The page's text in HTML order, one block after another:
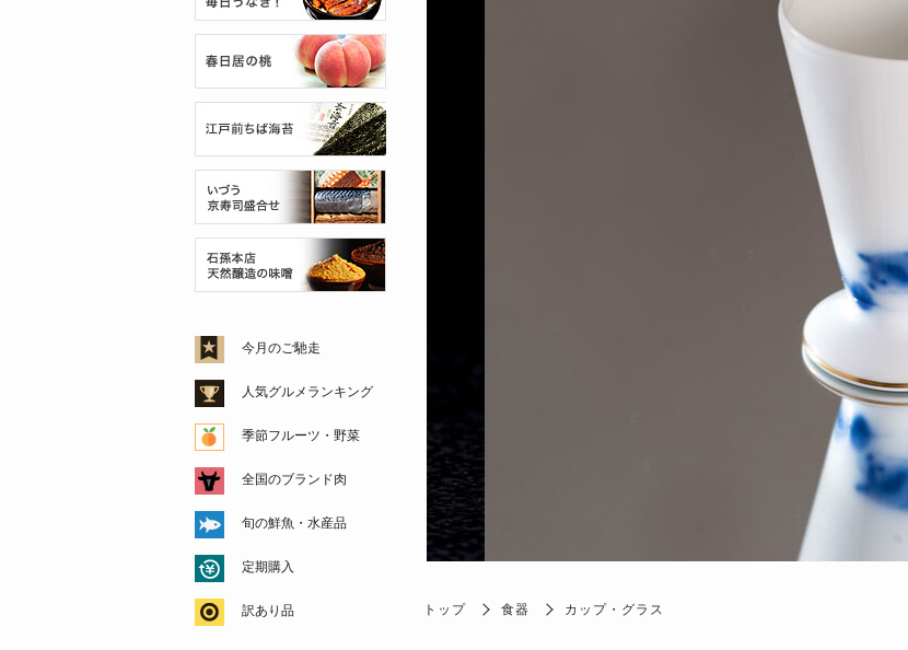
トップ 食器 カップ・グラス
今月のご馳走
人気グルメランキング
季節フルーツ・野菜
全国のブランド肉
旬の鮮魚・水産品
定期購入
訳あり品